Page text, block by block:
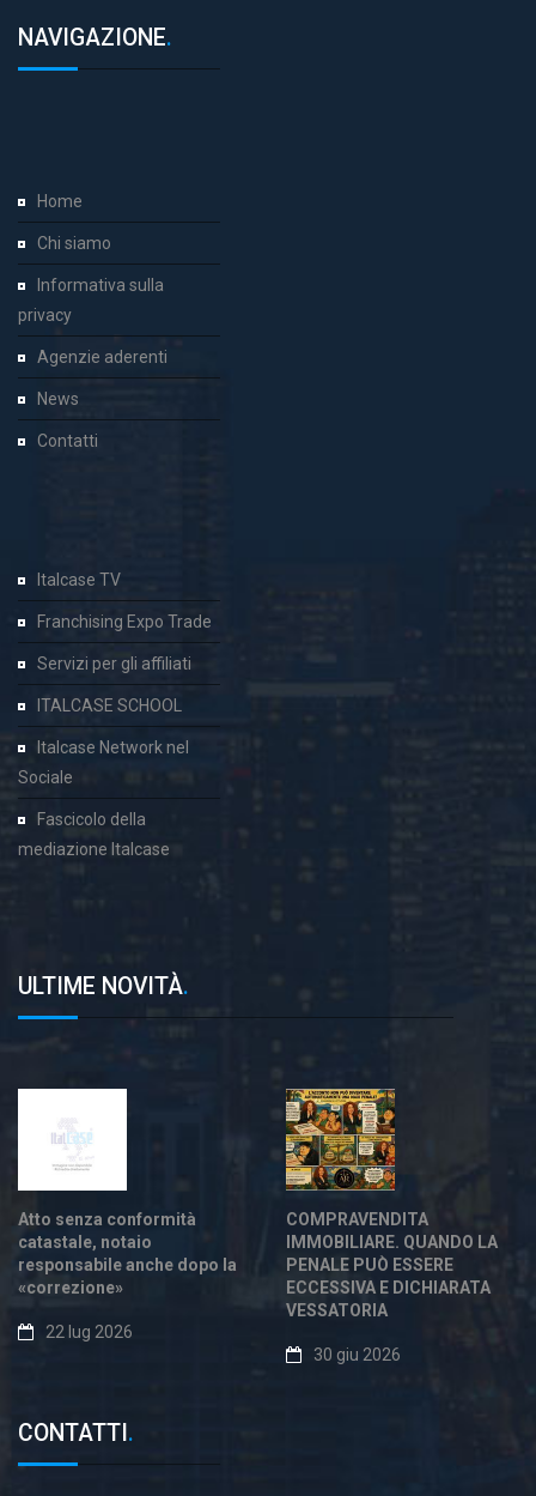
NAVIGAZIONE.
Home
Chi siamo
Informativa sulla
privacy
Agenzie aderenti
News
Contatti
Italcase TV
Franchising Expo Trade
Servizi per gli affiliati
ITALCASE SCHOOL
Italcase Network nel
Sociale
Fascicolo della
mediazione Italcase
ULTIME NOVITÀ.
Atto senza conformità
catastale, notaio
responsabile anche dopo la
«correzione»
22 lug 2026
COMPRAVENDITA
IMMOBILIARE. QUANDO LA
PENALE PUÒ ESSERE
ECCESSIVA E DICHIARATA
VESSATORIA
30 giu 2026
CONTATTI .